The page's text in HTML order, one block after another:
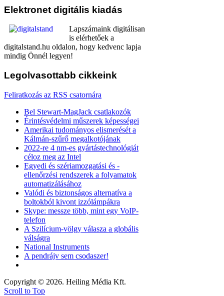
Elektronet digitális kiadás
Lapszámaink digitálisan
is elérhetőek a
digitalstand.hu oldalon, hogy kedvenc lapja
mindig Önnél legyen!
Legolvasottabb cikkeink
Feliratkozás az RSS csatornára
Bel Stewart-MagJack csatlakozók
Érintésvédelmi műszerek képességei
Amerikai tudományos elismerését a
Kálmán-szűrő megalkotójának
2022-re 4 nm-es gyártástechnológiát
céloz meg az Intel
Egyedi és szériamozgatási és -
ellenőrzési rendszerek a folyamatok
automatizálásához
Valódi és biztonságos alternatíva a
boltokból kivont izzólámpákra
Skype: messze több, mint egy VoIP-
telefon
A Szilícium-völgy válasza a globális
válságra
National Instruments
A pendrájv sem csodaszer!
Copyright © 2026. Heiling Média Kft.
Scroll to Top